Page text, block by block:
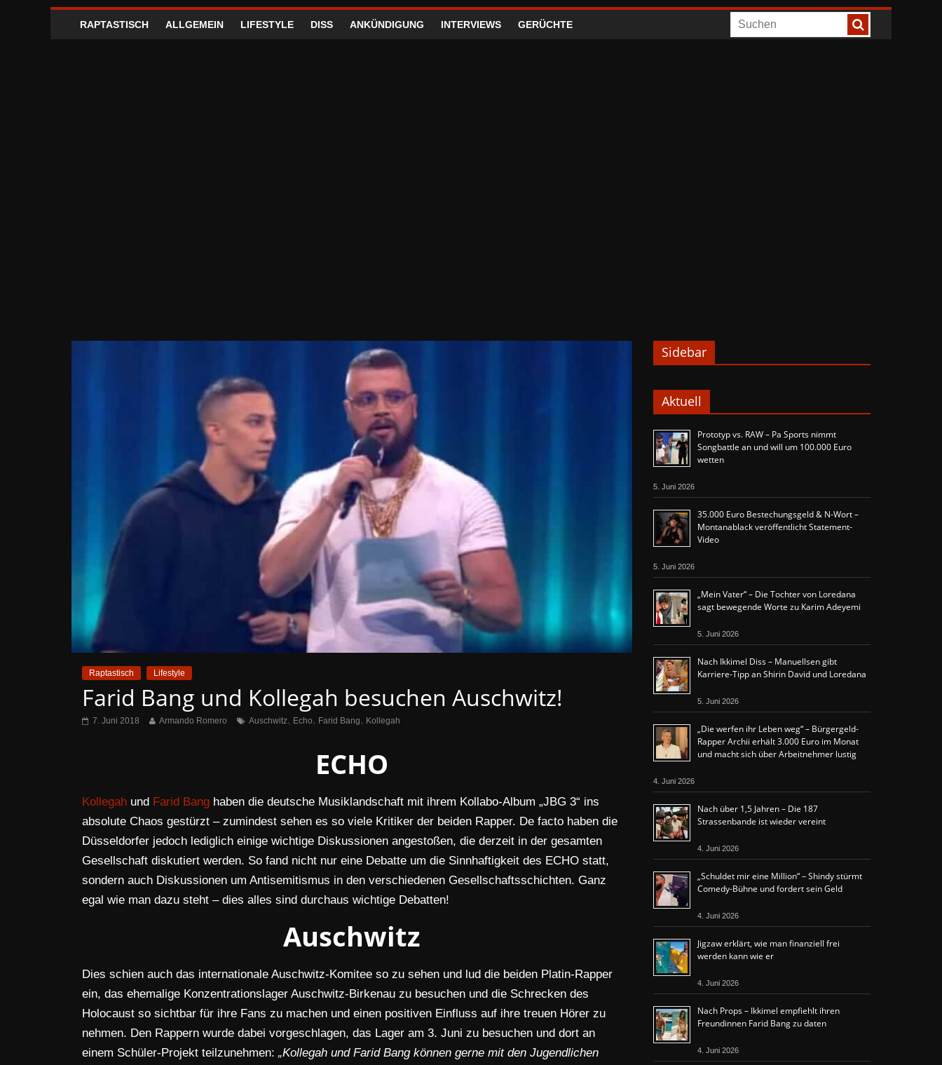
RAPTASTISCH ALLGEMEIN LIFESTYLE DISS ANKÜNDIGUNG INTERVIEWS GERÜCHTE
Raptastisch Lifestyle
Farid Bang und Kollegah besuchen Auschwitz!
7. Juni 2018 Armando Romero Auschwitz, Echo, Farid Bang, Kollegah
ECHO
Kollegah und Farid Bang haben die deutsche Musiklandschaft mit ihrem Kollabo-Album „JBG 3“ ins
absolute Chaos gestürzt – zumindest sehen es so viele Kritiker der beiden Rapper. De facto haben die
Düsseldorfer jedoch lediglich einige wichtige Diskussionen angestoßen, die derzeit in der gesamten
Gesellschaft diskutiert werden. So fand nicht nur eine Debatte um die Sinnhaftigkeit des ECHO statt,
sondern auch Diskussionen um Antisemitismus in den verschiedenen Gesellschaftsschichten. Ganz
egal wie man dazu steht – dies alles sind durchaus wichtige Debatten!
Auschwitz
Dies schien auch das internationale Auschwitz-Komitee so zu sehen und lud die beiden Platin-Rapper
ein, das ehemalige Konzentrationslager Auschwitz-Birkenau zu besuchen und die Schrecken des
Holocaust so sichtbar für ihre Fans zu machen und einen positiven Einfluss auf ihre treuen Hörer zu
nehmen. Den Rappern wurde dabei vorgeschlagen, das Lager am 3. Juni zu besuchen und dort an
einem Schüler-Projekt teilzunehmen: „Kollegah und Farid Bang können gerne mit den Jugendlichen
Sidebar
Aktuell
Prototyp vs. RAW – Pa Sports nimmt
Songbattle an und will um 100.000 Euro
wetten
5. Juni 2026
35.000 Euro Bestechungsgeld & N-Wort –
Montanablack veröffentlicht Statement-
Video
5. Juni 2026
„Mein Vater“ – Die Tochter von Loredana
sagt bewegende Worte zu Karim Adeyemi
5. Juni 2026
Nach Ikkimel Diss – Manuellsen gibt
Karriere-Tipp an Shirin David und Loredana
5. Juni 2026
„Die werfen ihr Leben weg“ – Bürgergeld-
Rapper Archii erhält 3.000 Euro im Monat
und macht sich über Arbeitnehmer lustig
4. Juni 2026
Nach über 1,5 Jahren – Die 187
Strassenbande ist wieder vereint
4. Juni 2026
„Schuldet mir eine Million“ – Shindy stürmt
Comedy-Bühne und fordert sein Geld
4. Juni 2026
Jigzaw erklärt, wie man finanziell frei
werden kann wie er
4. Juni 2026
Nach Props – Ikkimel empfiehlt ihren
Freundinnen Farid Bang zu daten
4. Juni 2026